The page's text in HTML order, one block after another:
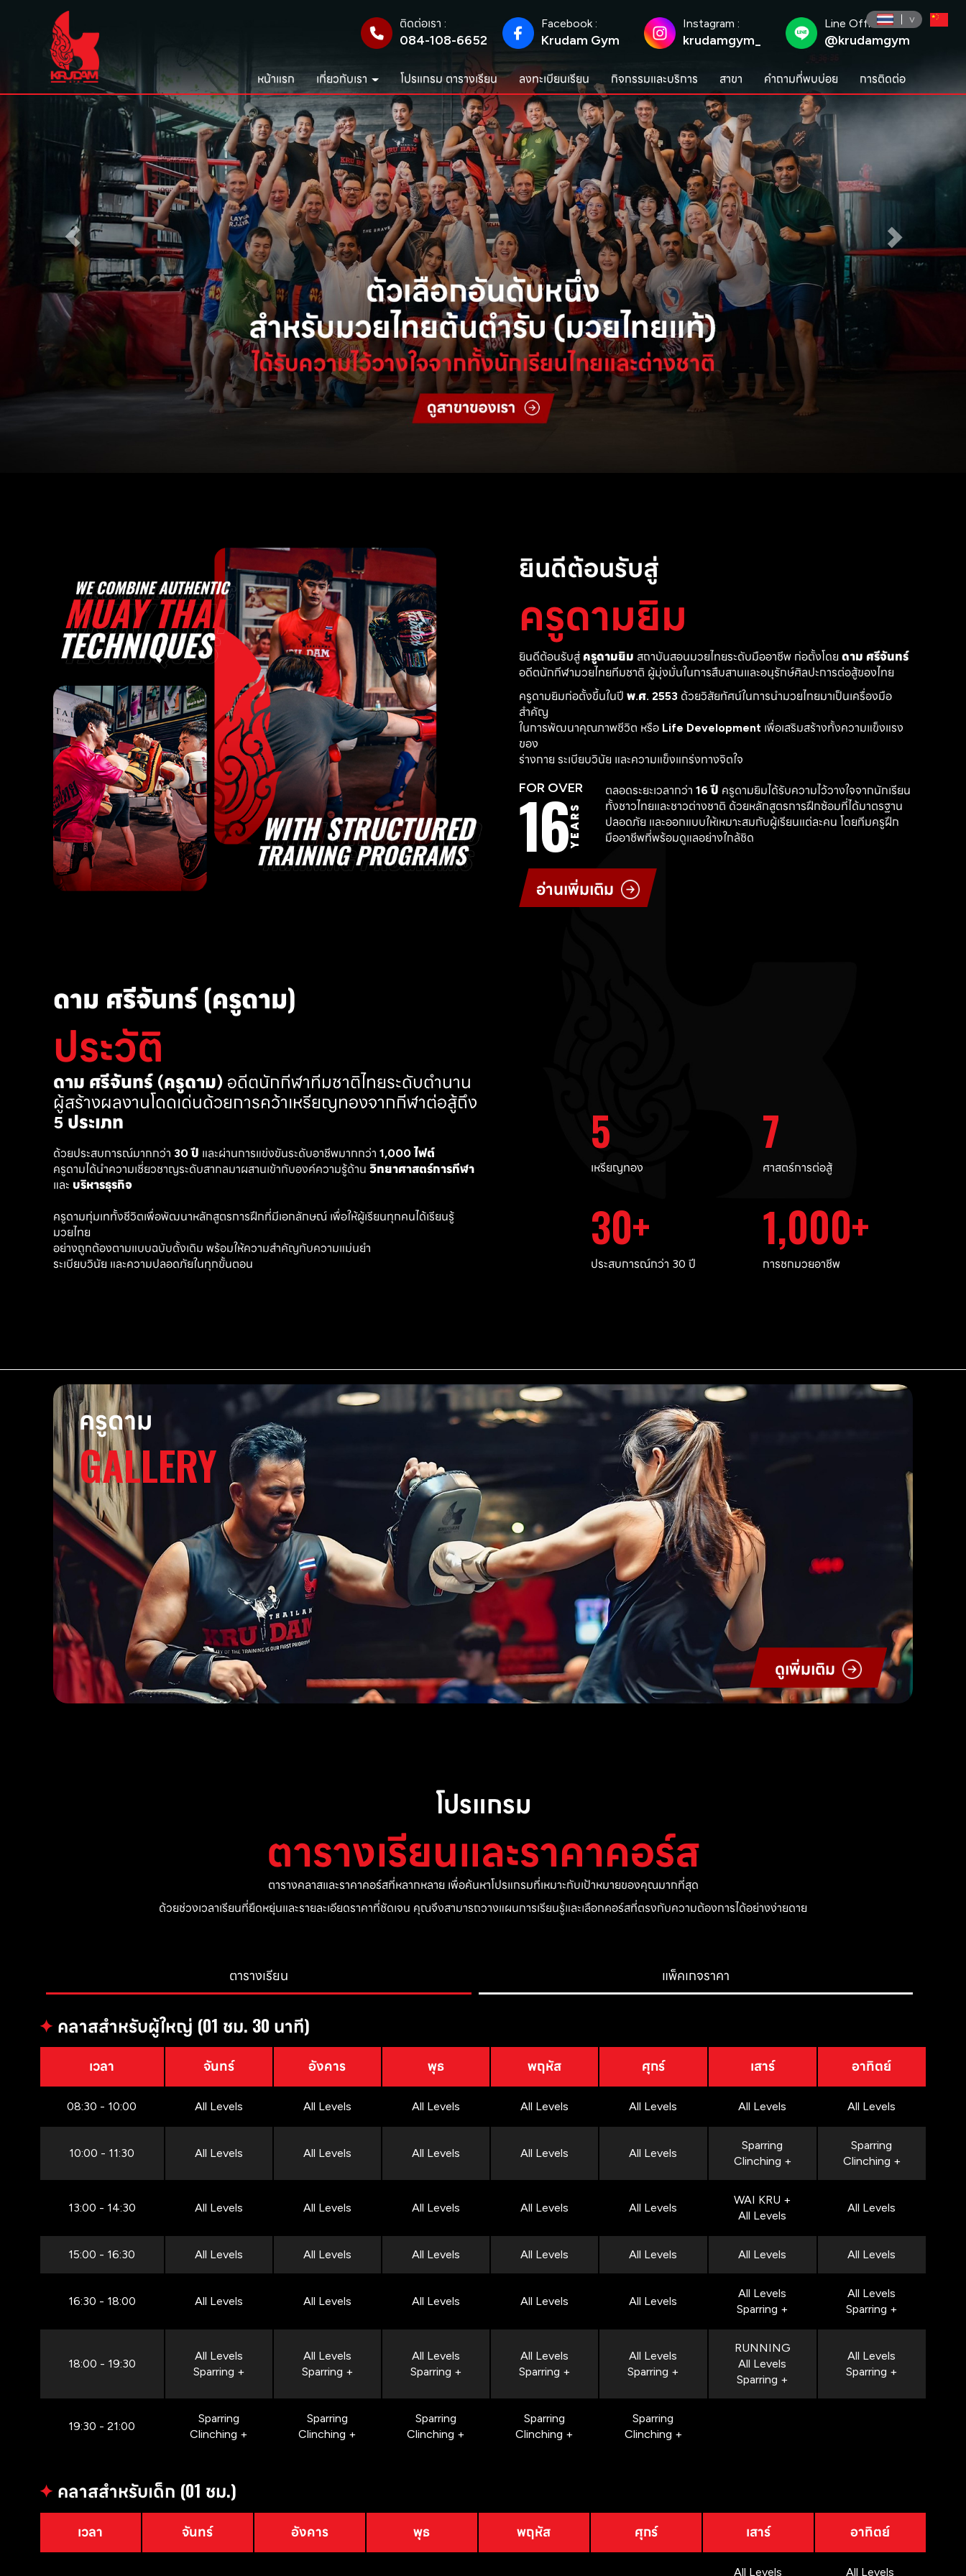
ติดต่อเรา :
084-108-6652
Facebook :
Krudam Gym
Instagram :
krudamgym_
Line Official :
@krudamgym
หน้าแรก เกี่ยวกับเรา โปรแกรม ตารางเรียน ลงทะเบียนเรียน กิจกรรมและบริการ สาขา คำถามที่พบบ่อย การติดต่อ
ยินดีต้อนรับสู่
ครูดามยิม
ยินดีต้อนรับสู่ ครูดามยิม สถาบันสอนมวยไทยระดับมืออาชีพ ก่อตั้งโดย ดาม ศรีจันทร์
อดีตนักกีฬามวยไทยทีมชาติ ผู้มุ่งมั่นในการสืบสานและอนุรักษ์ศิลปะการต่อสู้ของไทย
ครูดามยิมก่อตั้งขึ้นในปี พ.ศ. 2553 ด้วยวิสัยทัศน์ในการนำมวยไทยมาเป็นเครื่องมือ
สำคัญ
ในการพัฒนาคุณภาพชีวิต หรือ Life Development เพื่อเสริมสร้างทั้งความแข็งแรง
ของ
ร่างกาย ระเบียบวินัย และความแข็งแกร่งทางจิตใจ
FOR OVER
16YEARS
ตลอดระยะเวลากว่า 16 ปี ครูดามยิมได้รับความไว้วางใจจากนักเรียน
ทั้งชาวไทยและชาวต่างชาติ ด้วยหลักสูตรการฝึกซ้อมที่ได้มาตรฐาน
ปลอดภัย และออกแบบให้เหมาะสมกับผู้เรียนแต่ละคน โดยทีมครูฝึก
มืออาชีพที่พร้อมดูแลอย่างใกล้ชิด
อ่านเพิ่มเติม
ดาม ศรีจันทร์ (ครูดาม)
ประวัติ
ดาม ศรีจันทร์ (ครูดาม) อดีตนักกีฬาทีมชาติไทยระดับตำนาน
ผู้สร้างผลงานโดดเด่นด้วยการคว้าเหรียญทองจากกีฬาต่อสู้ถึง
5 ประเภท
ด้วยประสบการณ์มากกว่า 30 ปี และผ่านการแข่งขันระดับอาชีพมากกว่า 1,000 ไฟต์
ครูดามได้นำความเชี่ยวชาญระดับสากลมาผสานเข้ากับองค์ความรู้ด้าน วิทยาศาสตร์การกีฬา
และ บริหารธุรกิจ
ครูดามทุ่มเททั้งชีวิตเพื่อพัฒนาหลักสูตรการฝึกที่มีเอกลักษณ์ เพื่อให้ผู้เรียนทุกคนได้เรียนรู้
มวยไทย
อย่างถูกต้องตามแบบฉบับดั้งเดิม พร้อมให้ความสำคัญกับความแม่นยำ
ระเบียบวินัย และความปลอดภัยในทุกขั้นตอน
5
เหรียญทอง
7
ศาสตร์การต่อสู้
30
ประสบการณ์กว่า 30 ปี
1,000
การชกมวยอาชีพ
ครูดาม
GALLERY
ดูเพิ่มเติม
โปรแกรม
ตารางเรียนและราคาคอร์ส
ตารางคลาสและราคาคอร์สที่หลากหลาย เพื่อค้นหาโปรแกรมที่เหมาะกับเป้าหมายของคุณมากที่สุด
ด้วยช่วงเวลาเรียนที่ยืดหยุ่นและรายละเอียดราคาที่ชัดเจน คุณจึงสามารถวางแผนการเรียนรู้และเลือกคอร์สที่ตรงกับความต้องการได้อย่างง่ายดาย
ตารางเรียน แพ็คเกจราคา
✦คลาสสำหรับผู้ใหญ่ (01 ชม. 30 นาที)
เวลา จันทร์ อังคาร พุธ พฤหัส ศุกร์ เสาร์ อาทิตย์
08:30 - 10:00 All Levels All Levels All Levels All Levels All Levels All Levels All Levels
10:00 - 11:30 All Levels All Levels All Levels All Levels All Levels
Sparring
Clinching +
Sparring
Clinching +
13:00 - 14:30 All Levels All Levels All Levels All Levels All Levels
WAI KRU +
All Levels
All Levels
15:00 - 16:30 All Levels All Levels All Levels All Levels All Levels All Levels All Levels
16:30 - 18:00 All Levels All Levels All Levels All Levels All Levels
All Levels
Sparring +
All Levels
Sparring +
18:00 - 19:30
All Levels
Sparring +
All Levels
Sparring +
All Levels
Sparring +
All Levels
Sparring +
All Levels
Sparring +
RUNNING
All Levels
Sparring +
All Levels
Sparring +
19:30 - 21:00
Sparring
Clinching +
Sparring
Clinching +
Sparring
Clinching +
Sparring
Clinching +
Sparring
Clinching +
✦คลาสสำหรับเด็ก (01 ชม.)
เวลา จันทร์ อังคาร พุธ พฤหัส ศุกร์ เสาร์ อาทิตย์
All Levels All Levels